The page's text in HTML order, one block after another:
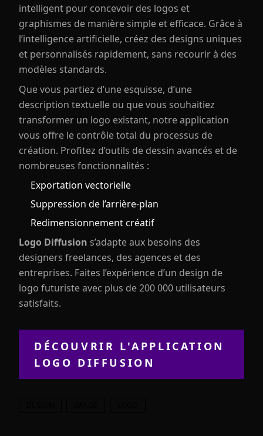
intelligent pour concevoir des logos et
graphismes de manière simple et efficace. Grâce à
l’intelligence artificielle, créez des designs uniques
et personnalisés rapidement, sans recourir à des
modèles standards.
Que vous partiez d’une esquisse, d’une
description textuelle ou que vous souhaitiez
transformer un logo existant, notre application
vous offre le contrôle total du processus de
création. Profitez d’outils de dessin avancés et de
nombreuses fonctionnalités :
Exportation vectorielle
Suppression de l’arrière-plan
Redimensionnement créatif
Logo Diffusion s’adapte aux besoins des
designers freelances, des agences et des
entreprises. Faites l’expérience d’un design de
logo futuriste avec plus de 200 000 utilisateurs
satisfaits.
DÉCOUVRIR L'APPLICATION
LOGO DIFFUSION